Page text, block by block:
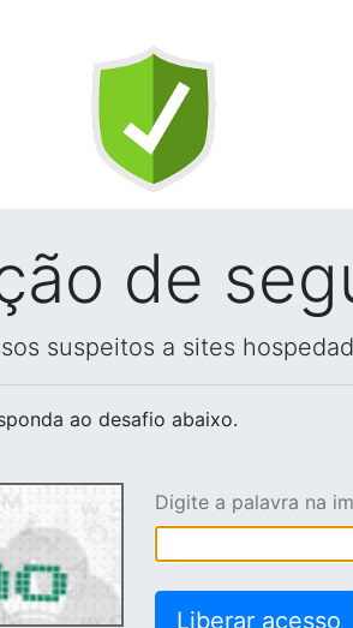
de
suspeitos a sites
ao desafio abaixo.
Digite a palavra na